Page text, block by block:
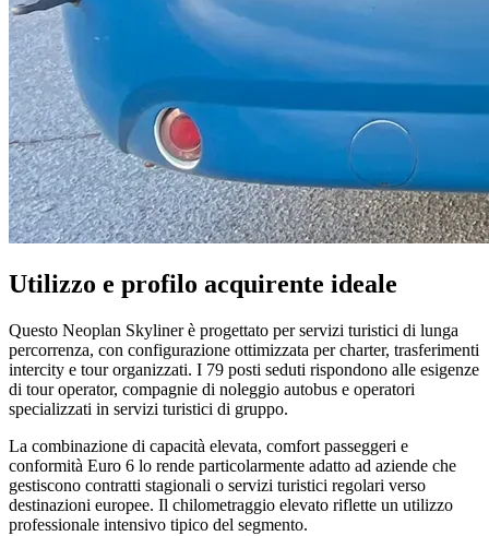
Utilizzo e profilo acquirente ideale
Questo Neoplan Skyliner è progettato per servizi turistici di lunga
percorrenza, con configurazione ottimizzata per charter, trasferimenti
intercity e tour organizzati. I 79 posti seduti rispondono alle esigenze
di tour operator, compagnie di noleggio autobus e operatori
specializzati in servizi turistici di gruppo.
La combinazione di capacità elevata, comfort passeggeri e
conformità Euro 6 lo rende particolarmente adatto ad aziende che
gestiscono contratti stagionali o servizi turistici regolari verso
destinazioni europee. Il chilometraggio elevato riflette un utilizzo
professionale intensivo tipico del segmento.